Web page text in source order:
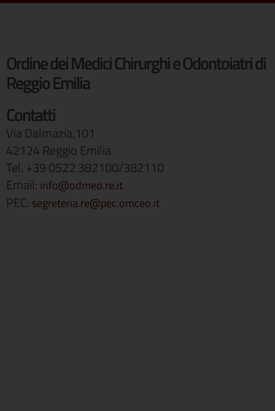
Ordine dei Medici Chirurghi e Odontoiatri di
Reggio Emilia
Contatti
Via Dalmazia,101
42124 Reggio Emilia
Tel. +39 0522 382100/382110
Email: info@odmeo.re.it
PEC: segreteria.re@pec.omceo.it